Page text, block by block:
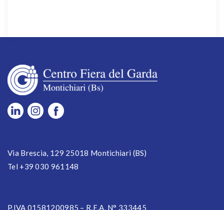
Via Brescia, 129 25018 Montichiari (BS)
Tel +39 030 961148
P.IVA 01581200985 – R.E.A. N° 333445